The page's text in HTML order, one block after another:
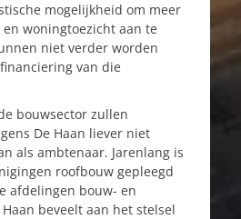
mogelijkheid om meer
woningtoezicht aan te
niet verder worden
van die
bouwsector zullen
De Haan liever niet
als ambtenaar. Jarenlang is
roofbouw gepleegd
afdelingen bouw- en
beveelt aan het stelsel